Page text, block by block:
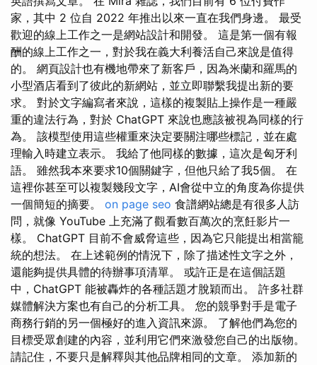
家，其中 2 位自 2022 年推出以來一直在我們身邊。 最受
歡迎的線上工作之一是網站設計和開發。 這是第一個有報
酬的線上工作之一，對於我在義大利養活自己來說是值得
的。 網頁設計也有機地帶來了新客戶，因為米蘭和羅馬的
小型酒店看到了彼此的新網站，並立即聯繫我提出新的要
求。 對於文字編寫者來說，這樣的複製貼上操作是一種嚴
重的違法行為，對於 ChatGPT 來說也應該被視為同樣的行
為。 該模型使用這些權重來決定要關注哪些標記，並在處
理輸入時建立表示。 我給了他同樣的數據，這次是匈牙利
語。 雖然我本來要求10個關鍵字，但他只給了我5個。 在
這裡你甚至可以複製幾段文字，AI會從中立的角度為你提供
一個簡短的摘要。 on page seo 食譜網站總是有很多人訪
問，就像 YouTube 上充滿了觀看數百萬次的烹飪影片一
樣。 ChatGPT 目前不會威脅這些，因為它只能提出相當籠
統的想法。 在上述範例的情況下，除了描述性文字之外，
還能夠提供具體的待辦事項清單。 或許正是在這個話題
中，ChatGPT 能被轟炸的各種話題才脫穎而出。 許多社群
媒體解決方案也有自己的分析工具。 您的競爭對手是電子
商務行銷的另一個極好的進入資訊來源。 了解他們為您的
目標受眾創建的內容，並利用它們來激發您自己的出版物。
請記住，不要只是解釋與其他品牌相同的文章。 添加新的